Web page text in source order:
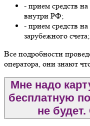
- прием средств
внутри РФ;
- прием средств
зарубежного счета;
Все подробности
оператора, они знают
Мне надо
бесплатную
не